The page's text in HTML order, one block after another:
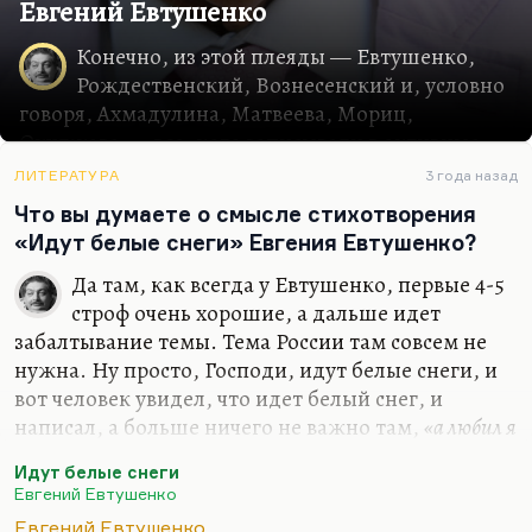
Евгений Евтушенко
Конечно, из этой плеяды — Евтушенко,
Рождественский, Вознесенский и, условно
говоря, Ахмадулина, Матвеева, Мориц,
Окуджава,— все, кого записывали в активные
шестидесятник или менее активные
шестидесятники, или оппозиционные, среди
всех них Рождественский мне представляется
поэтом, который раньше всех стал вырождаться,
раньше всех стал уходить в самоповторы, в
декларации, хотя он был талантливый человек.
Что касается Евтушенко. Евтушенко — фигура
очень интересная и, конечно, не имеющая
аналогов в прежней литературе. У нас каждый —
реинкарнация чья-нибудь, но прототипа
— это чрезвычайно сложная производная сразу
нескольких…
ЛИТЕРАТУРА 3 года назад
Что вы думаете о смысле стихотворения
«Идут белые снеги» Евгения Евтушенко?
Да там, как всегда у Евтушенко, первые 4-5
строф очень хорошие, а дальше идет
забалтывание темы. Тема России там совсем не
нужна. Ну просто, Господи, идут белые снеги, и
вот человек увидел, что идет белый снег, и
написал, а больше ничего не важно там, «а любил я
увод в риторику.
Идут белые снеги,
Идут белые снеги
Евгений Евтушенко
Евгений Евтушенко